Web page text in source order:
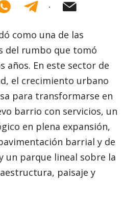
como una de las
del rumbo que tomó
años. En este sector de
el crecimiento urbano
para transformarse en
barrio con servicios, un
en plena expansión,
barrial y de
un parque lineal sobre la
paisaje y